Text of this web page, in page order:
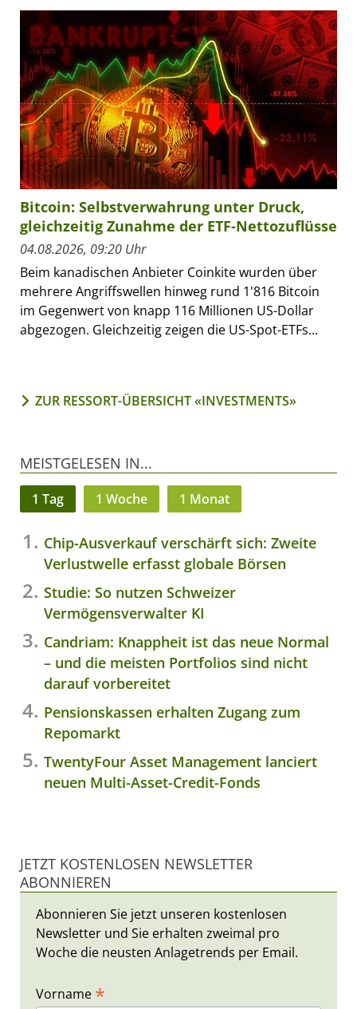
Bitcoin: Selbstverwahrung unter Druck,
gleichzeitig Zunahme der ETF-Nettozuflüsse
04.08.2026, 09:20 Uhr
Beim kanadischen Anbieter Coinkite wurden über
mehrere Angriffswellen hinweg rund 1'816 Bitcoin
im Gegenwert von knapp 116 Millionen US-Dollar
abgezogen. Gleichzeitig zeigen die US-Spot-ETFs...
ZUR RESSORT-ÜBERSICHT «INVESTMENTS»
MEISTGELESEN IN...
1 Tag 1 Woche 1 Monat
Chip-Ausverkauf verschärft sich: Zweite
Verlustwelle erfasst globale Börsen
Studie: So nutzen Schweizer
Vermögensverwalter KI
Candriam: Knappheit ist das neue Normal
– und die meisten Portfolios sind nicht
darauf vorbereitet
Pensionskassen erhalten Zugang zum
Repomarkt
TwentyFour Asset Management lanciert
neuen Multi-Asset-Credit-Fonds
JETZT KOSTENLOSEN NEWSLETTER
ABONNIEREN
Abonnieren Sie jetzt unseren kostenlosen
Newsletter und Sie erhalten zweimal pro
Woche die neusten Anlagetrends per Email.
Vorname *